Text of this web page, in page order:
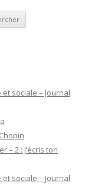
sociale – Journal
– 2 : J’écris ton
sociale – Journal